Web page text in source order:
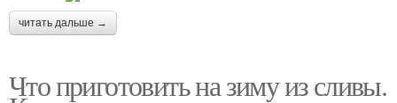
читать дальше →
Что приготовить на зиму из сливы.